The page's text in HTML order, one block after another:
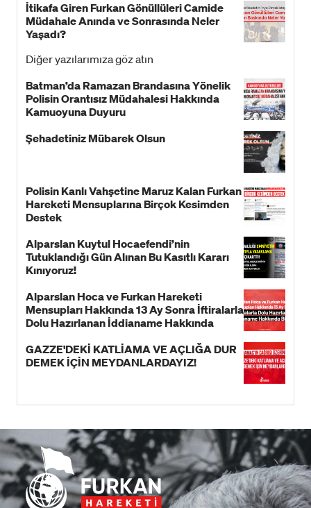
İtikafa Giren Furkan Gönüllüleri Camide
Müdahale Anında ve Sonrasında Neler
Yaşadı?
Diğer yazılarımıza göz atın
Batman’da Ramazan Brandasına Yönelik
Polisin Orantısız Müdahalesi Hakkında
Kamuoyuna Duyuru
Şehadetiniz Mübarek Olsun
Polisin Kanlı Vahşetine Maruz Kalan Furkan
Hareketi Mensuplarına Birçok Kesimden
Destek
Alparslan Kuytul Hocaefendi’nin
Tutuklandığı Gün Alınan Bu Kasıtlı Kararı
Kınıyoruz!
Alparslan Hoca ve Furkan Hareketi
Mensupları Hakkında 13 Ay Sonra İftiralarla
Dolu Hazırlanan İddianame Hakkında
GAZZE'DEKİ KATLİAMA VE AÇLIĞA DUR
DEMEK İÇİN MEYDANLARDAYIZ!